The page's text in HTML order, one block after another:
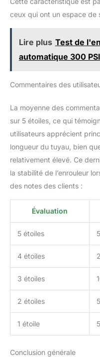
ceux qui ont un espace de
Lire plus Test de
automatique 300
Commentaires des
La moyenne des
sur 5 étoiles, ce qui
utilisateurs apprécient
longueur du tuyau, bien
relativement élevé. Ce
la stabilité de l’enrouleur
des notes des clients :
Évaluation
5 étoiles
4 étoiles
3 étoiles
2 étoiles
1 étoile
Conclusion générale